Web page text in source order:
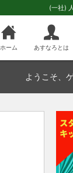
(一社)
ホーム あすなろとは
ようこそ 、